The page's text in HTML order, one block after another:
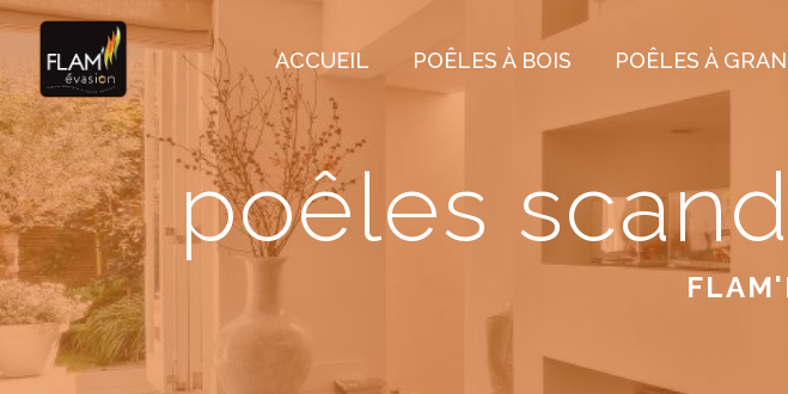
ACCUEIL POÊLES À BOIS POÊLES À
poêles
Panneau de gestion des cookies